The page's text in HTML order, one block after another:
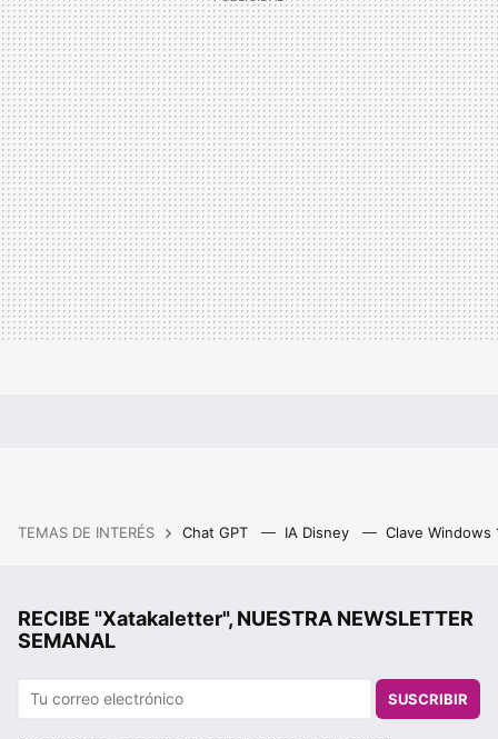
TEMAS DE INTERÉS Chat GPT IA Disney Clave Windows
RECIBE "Xatakaletter", NUESTRA NEWSLETTER
SEMANAL
SUSCRIBIR